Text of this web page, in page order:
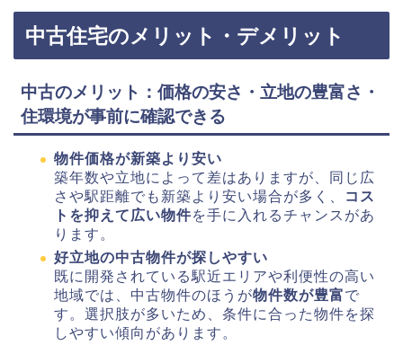
中古住宅のメリット・デメリット
中古のメリット：価格の安さ・立地の豊富さ・
住環境が事前に確認できる
物件価格が新築より安い
築年数や立地によって差はありますが、同じ広
さや駅距離でも新築より安い場合が多く、
コス
トを抑えて広い物件を手に入れるチャンスがあ
ります。
好立地の中古物件が探しやすい
既に開発されている駅近エリアや利便性の高い
地域では、中古物件のほうが物件数が豊富で
す。選択肢が多いため、条件に合った物件を探
しやすい傾向があります。